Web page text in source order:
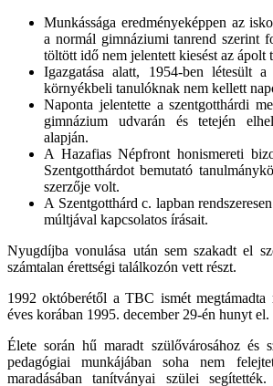
Munkássága eredményeképpen az
a normál gimnáziumi tanrend szerint
töltött idő nem jelentett kiesést az ápolt
Igazgatása alatt, 1954-ben létesült
környékbeli tanulóknak nem kellett
Naponta jelentette a szentgotthárdi
gimnázium udvarán és tetején
alapján.
A Hazafias Népfront honismereti
Szentgotthárdot bemutató
szerzője volt.
A Szentgotthárd c. lapban
múltjával kapcsolatos írásait.
Nyugdíjba vonulása után sem szakadt el
számtalan érettségi találkozón vett részt.
1992 októberétől a TBC ismét megtámadta
éves korában 1995. december 29-én hunyt el.
Élete során hű maradt szülővárosához és
pedagógiai munkájában soha nem
maradásában tanítványai szülei